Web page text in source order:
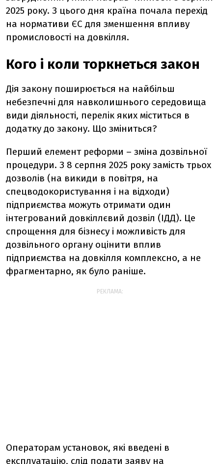
2025 року. З цього дня країна почала перехід
на нормативи ЄС для зменшення впливу
промисловості на довкілля.
Кого і коли торкнеться закон
Дія закону поширюється на найбільш
небезпечні для навколишнього середовища
види діяльності, перелік яких міститься в
додатку до закону. Що зміниться?
Перший елемент реформи – зміна дозвільної
процедури. З 8 серпня 2025 року замість трьох
дозволів (на викиди в повітря, на
спецводокористування і на відходи)
підприємства можуть отримати один
інтегрований довкіллєвий дозвіл (ІДД). Це
спрощення для бізнесу і можливість для
дозвільного органу оцінити вплив
підприємства на довкілля комплексно, а не
фрагментарно, як було раніше.
РЕКЛАМА:
Операторам установок, які введені в
експлуатацію, слід подати заяву на